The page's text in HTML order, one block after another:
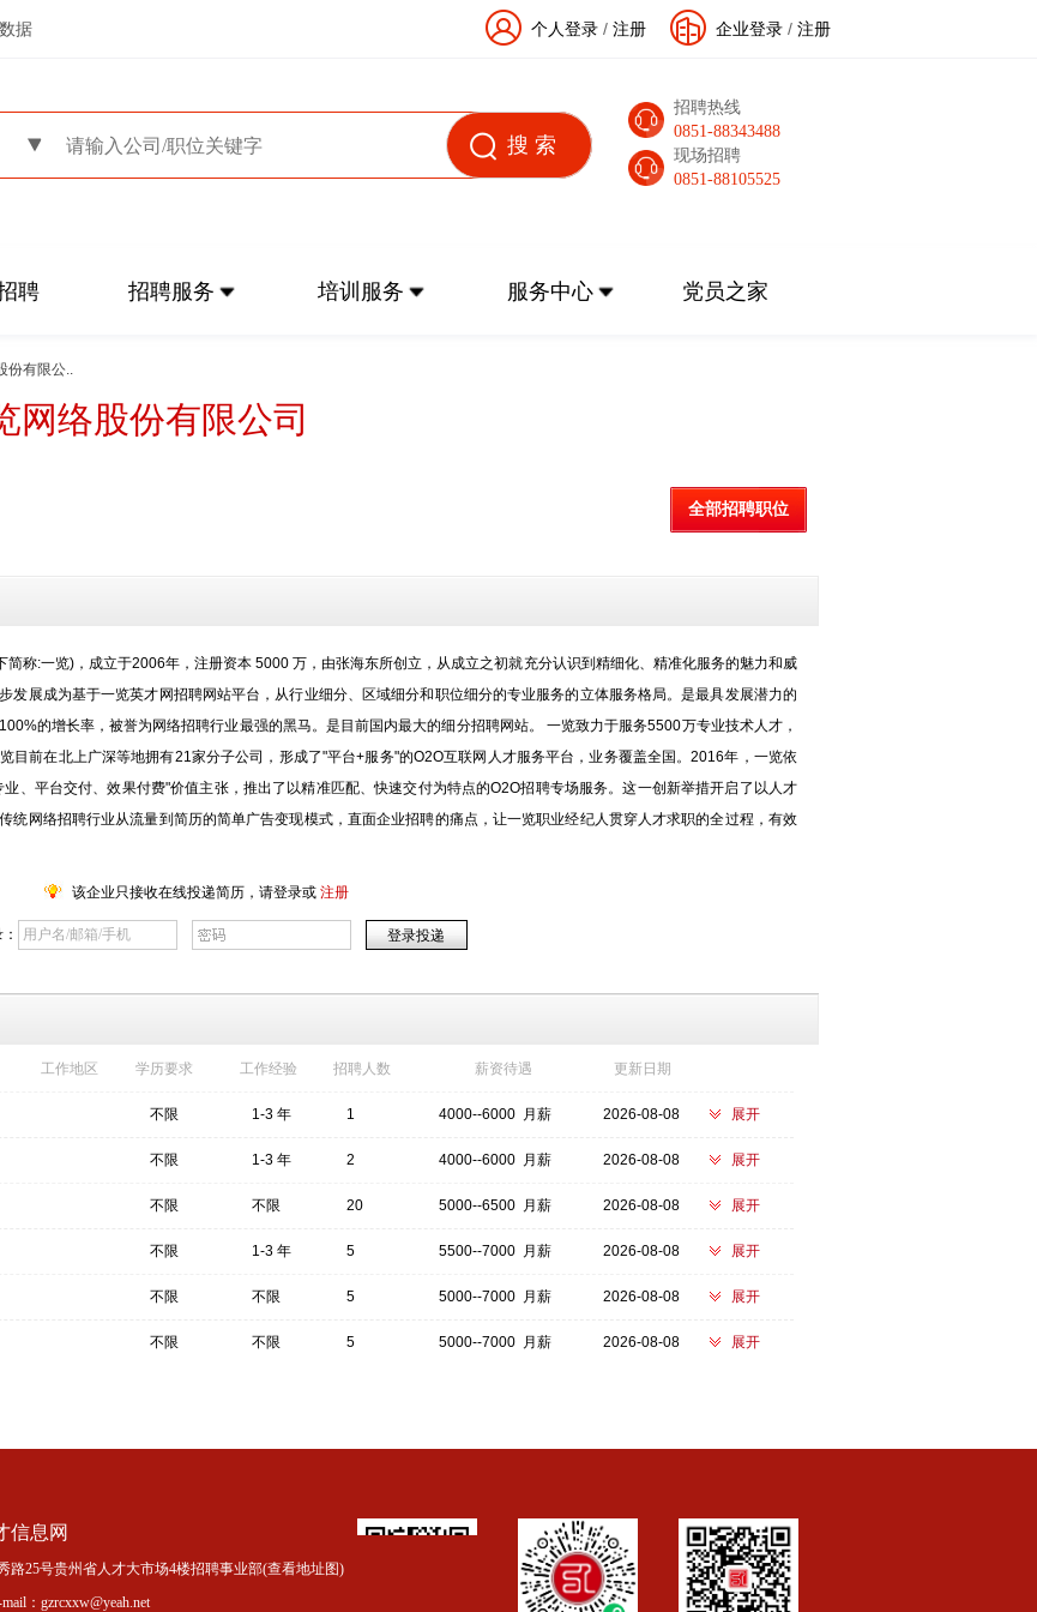
据 企业登录 / 注册
个人登录 / 注册
招聘热线
0851-88343488
现场招聘
0851-88105525
聘 招聘服务 培训服务 服务中心 党员之家
份有限公..
网络股份有限公司
全部招聘职位
称:一览)，成立于2006年，注册资本 5000 万，由张海东所创立，从成立之初就充分认识到精细化、精准化服务的魅力和威
发展成为基于一览英才网招聘网站平台，从行业细分、区域细分和职位细分的专业服务的立体服务格局。是最具发展潜力的
的增长率，被誉为网络招聘行业最强的黑马。是目前国内最大的细分招聘网站。 一览致力于服务5500万专业技术人才，
目前在北上广深等地拥有21家分子公司，形成了"平台+服务"的O2O互联网人才服务平台，业务覆盖全国。2016年，一览依
、平台交付、效果付费"价值主张，推出了以精准匹配、快速交付为特点的O2O招聘专场服务。这一创新举措开启了以人才
统网络招聘行业从流量到简历的简单广告变现模式，直面企业招聘的痛点，让一览职业经纪人贯穿人才求职的全过程，有效
该企业只接收在线投递简历，请登录或 注册
工作地区 学历要求 工作经验 招聘人数 薪资待遇 更新日期
不限 1-3 年 1 4000--6000 月薪 2026-08-08 展开
不限 1-3 年 2 4000--6000 月薪 2026-08-08 展开
不限 不限 20 5000--6500 月薪 2026-08-08 展开
不限 1-3 年 5 5500--7000 月薪 2026-08-08 展开
不限 不限 5 5000--7000 月薪 2026-08-08 展开
不限 不限 5 5000--7000 月薪 2026-08-08 展开
信息网
路25号贵州省人才大市场4楼招聘事业部(查看地址图)
：gzrcxxw@yeah.net